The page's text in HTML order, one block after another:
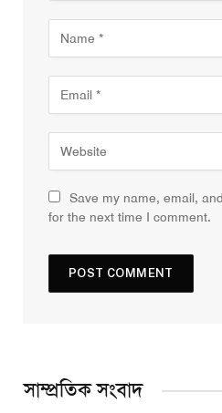
Save my name, email,
for the next time I comment.
সাম্প্রতিক সংবাদ